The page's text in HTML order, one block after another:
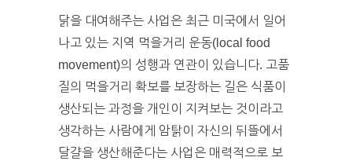
닭을 대여해주는 사업은 최근 미국에서 일어
나고 있는 지역 먹을거리 운동(local food
movement)의 성행과 연관이 있습니다. 고품
질의 먹을거리 확보를 보장하는 길은 식품이
생산되는 과정을 개인이 지켜보는 것이라고
생각하는 사람에게 암탉이 자신의 뒤뜰에서
달걀을 생산해준다는 사업은 매력적으로 보